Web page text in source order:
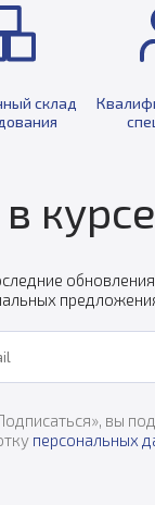
склад
курсе
вы
персональных